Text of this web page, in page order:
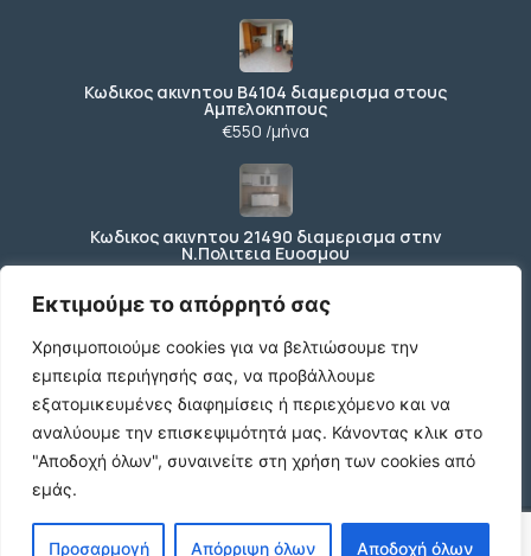
Εκτιμούμε το απόρρητό σας
Χρησιμοποιούμε cookies για να βελτιώσουμε την
εμπειρία περιήγησής σας, να προβάλλουμε
εξατομικευμένες διαφημίσεις ή περιεχόμενο και να
αναλύουμε την επισκεψιμότητά μας. Κάνοντας κλικ στο
"Αποδοχή όλων", συναινείτε στη χρήση των cookies από
εμάς.
Προσαρμογή Απόρριψη όλων Αποδοχή όλων
Κωδικος ακινητου Β4104 διαμερισμα στους
Αμπελοκηπους
€550 /μήνα
Κωδικος ακινητου 21490 διαμερισμα στην
Ν.Πολιτεια Ευοσμου
Κωδικος ακινητου 21489 διαμερισμα Ανωθεν
Κορδελιου
€80.000
© 2026 agx.gr. All rights reserved.